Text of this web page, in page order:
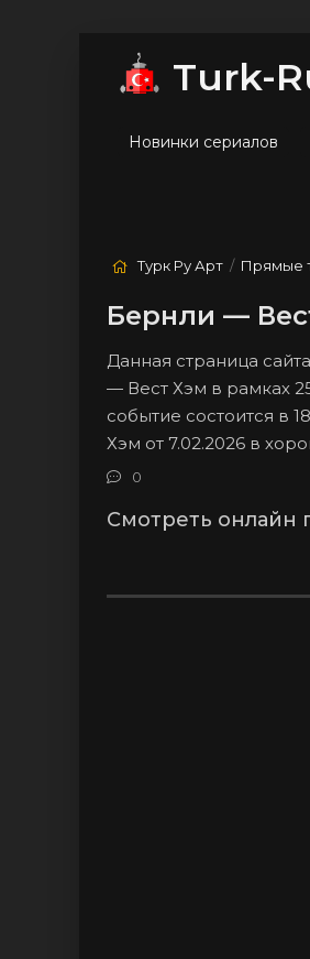
Turk-
Новинки сериалов
Турк Ру Арт / Прямые
Бернли —
Данная страница
— Вест Хэм в рамках
событие состоится в
Хэм от 7.02.2026 в
0
Смотреть онлайн